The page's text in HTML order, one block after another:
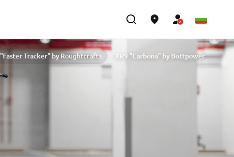
"Faster Tracker" by Roughtcrafts XR9 "Carbona" by Bottpower